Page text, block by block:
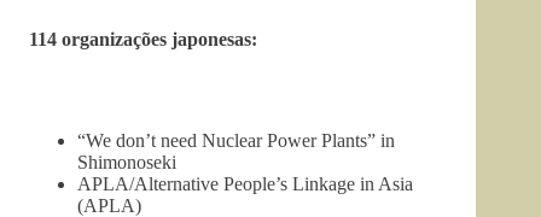
114 organizações japonesas:
“We don’t need Nuclear Power Plants” in
Shimonoseki
APLA/Alternative People’s Linkage in Asia
(APLA)